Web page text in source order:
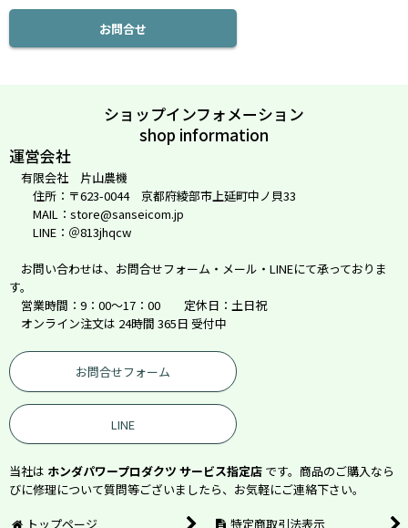
お問合せ
ショップインフォメーション
shop information
運営会社
有限会社 片山農機
住所：〒623-0044 京都府綾部市上延町中ノ貝33
MAIL：store@sanseicom.jp
LINE：＠813jhqcw
お問い合わせは、お問合せフォーム・メール・LINEにて承っておりま
す。
営業時間：9：00～17：00 定休日：土日祝
オンライン注文は 24時間 365日 受付中
お問合せフォーム
LINE
当社は ホンダパワープロダクツ サービス指定店 です。商品のご購入なら
びに修理について質問等ございましたら、お気軽にご連絡下さい。
トップページ
特定商取引法表示